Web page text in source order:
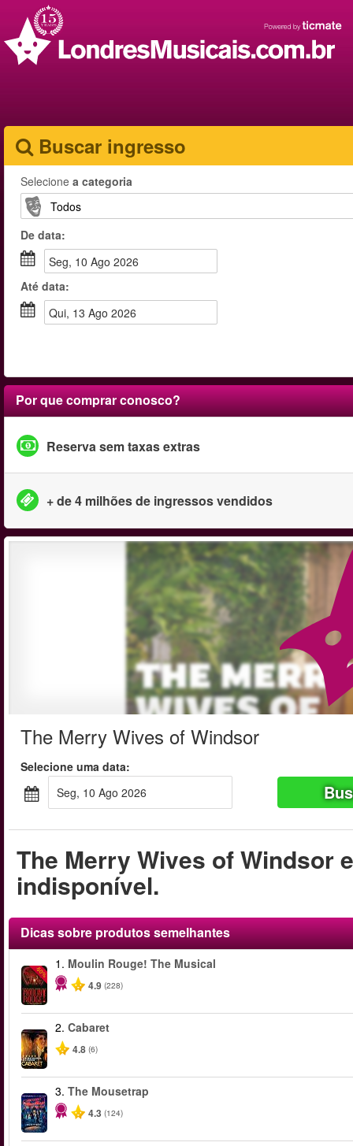
Buscar ingresso
Selecione a categoria
De data:
seg, 10 Ago 2026
Até data:
qui, 13 Ago 2026
Por que comprar conosco?
Reserva sem taxas extras
+ de 4 milhões de ingressos vendidos
The Merry Wives of Windsor
Selecione uma data:
seg, 10 Ago 2026
The Merry Wives of Windsor
indisponível.
Dicas sobre produtos semelhantes
-50%
1. Moulin Rouge! The Musical
4.9 (228)
2. Cabaret
4.8 (6)
3. The Mousetrap
4.3 (124)